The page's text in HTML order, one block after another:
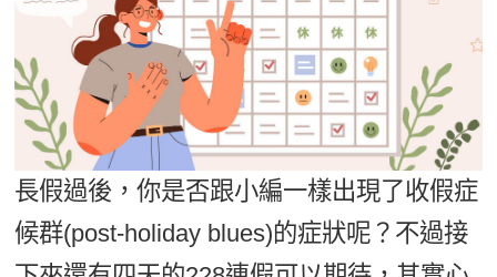
TOEFL 托福課程
開口溜英文
旅遊英文
基礎字彙
情境閱讀
英文寫作
英語俱樂部
ECAM
Let's Talk
日語
韓語
西班牙語
外語即時通
兒童美語
更多
一對一家教
企業訓練
點讀筆教材
數位學習教材
活動花絮
Recruiting
長假過後，你是否跟小編一樣出現了收假症
候群(post-holiday blues)的症狀呢？不過接